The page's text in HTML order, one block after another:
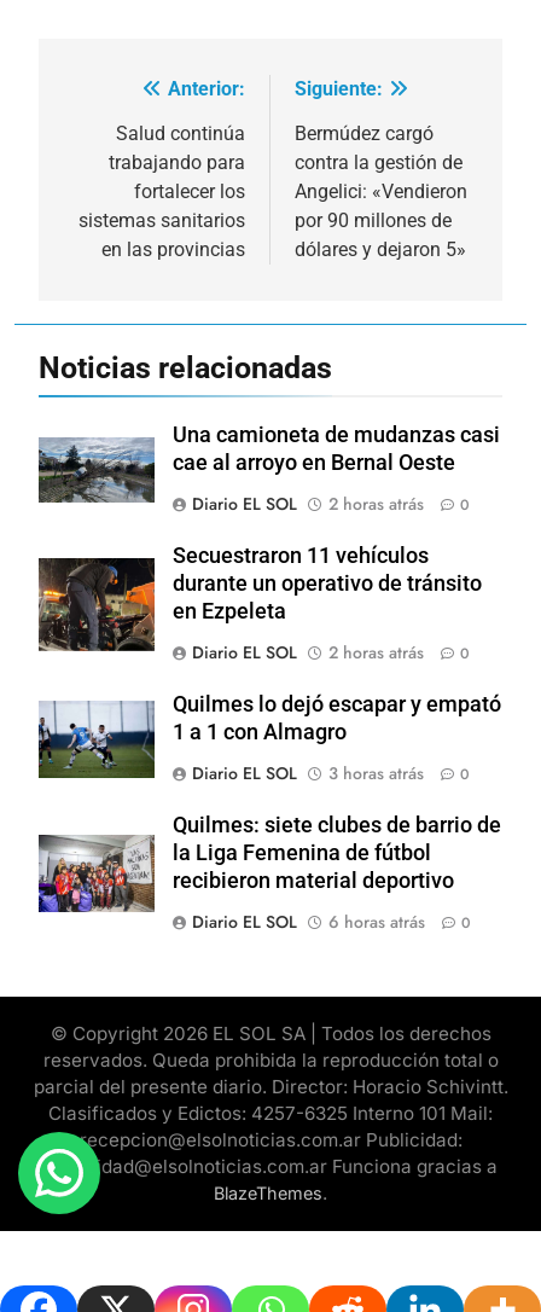
Navegación
entradas
Anterior:
Salud continúa
trabajando para
fortalecer los
sistemas sanitarios
en las provincias
Siguiente:
Bermúdez cargó
contra la gestión de
Angelici: «Vendieron
por 90 millones de
dólares y dejaron 5»
Noticias relacionadas
Una camioneta de mudanzas casi
cae al arroyo en Bernal Oeste
Diario EL SOL
2 horas atrás 0
Secuestraron 11 vehículos
durante un operativo de tránsito
en Ezpeleta
Diario EL SOL
2 horas atrás 0
Quilmes lo dejó escapar y empató
1 a 1 con Almagro
Diario EL SOL
3 horas atrás 0
Quilmes: siete clubes de barrio de
la Liga Femenina de fútbol
recibieron material deportivo
Diario EL SOL
6 horas atrás 0
© Copyright 2026 EL SOL SA | Todos los derechos
reservados. Queda prohibida la reproducción total o
parcial del presente diario. Director: Horacio Schivintt.
Clasificados y Edictos: 4257-6325 Interno 101 Mail:
recepcion@elsolnoticias.com.ar Publicidad:
publicidad@elsolnoticias.com.ar Funciona gracias a
BlazeThemes.